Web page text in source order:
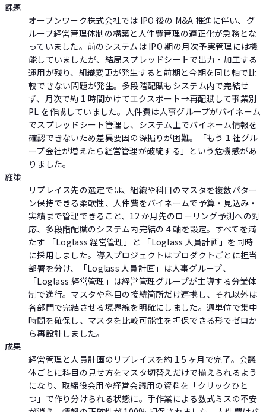
課題
オープンワーク株式会社では IPO 後の M&A 推進に伴い、グ
ループ経営管理体制の構築と人件費管理の適正化が急務とな
っていました。前のシステムは IPO 期の月次予実管理には機
能していましたが、結局スプレッドシートで出力・加工する
運用が残り、組織変更が発生すると前期と今期を同じ軸で比
較できない問題が発生。多段階配賦もシステム内で完結せ
ず、月次で約 1 時間かけてエクスポート→再配賦して事業別
PL を作成していました。人件費は人事グループがバイネーム
でスプレッドシート管理し、システム上でバイネーム情報を
確認できないため差異要因の深掘りが困難。「もう 1 社グル
ープ会社が増えたら経営管理が破綻する」という危機感があ
りました。
施策
リプレイス先の選定では、組織や科目のマスタを複数パター
ン保持できる柔軟性、人件費をバイネームで予算・見込み・
実績まで管理できること、12 か月先のローリング予測への対
応、多段階配賦のシステム内完結の 4 軸を設定。すべてを満
たす 「Loglass 経営管理」と 「Loglass 人員計画」を同時
に採用しました。導入プロジェクトはプロダクトごとに担当
部署を分け、「Loglass 人員計画」は人事グループ、
「Loglass 経営管理」は経営管理グループが主導する分業体
制で進行。マスタや科目の接続箇所だけ連携し、それ以外は
各部門で完結させる境界線を明確にしました。週単位で集中
時間を確保し、マスタを比較可能性を担保できる形でゼロか
ら再設計しました。
成果
経営管理と人員計画のリプレイスを約 1.5 ヶ月で完了。会議
体ごとに科目の見せ方をマスタ切替えだけで揃えられるよう
になり、取締役会用や経営会議用の資料を「クリックひと
つ」で作り分けられる状態に。手作業による数式ミスの不安